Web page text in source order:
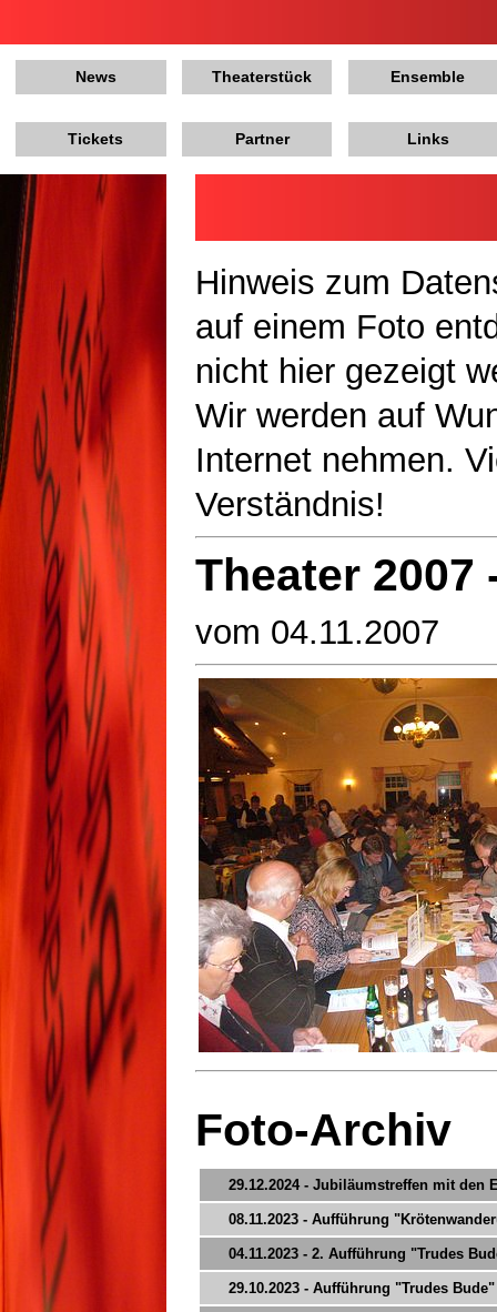
News Theaterstück Ensemble
Tickets Partner Links
Hinweis zum
auf einem Foto
nicht hier gezeigt
Wir werden auf
Internet nehmen.
Verständnis!
Theater 2007
vom 04.11.2007
Foto-Archiv
29.12.2024 - Jubiläumstreffen mit den
08.11.2023 - Aufführung
04.11.2023 - 2. Aufführung "Trudes
29.10.2023 - Aufführung "Trudes